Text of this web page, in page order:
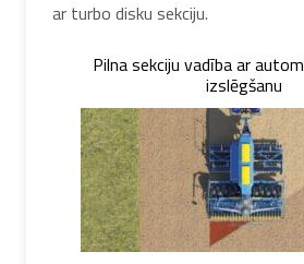
ar turbo disku sekciju.
Pilna sekciju vadība ar
izslēgšanu